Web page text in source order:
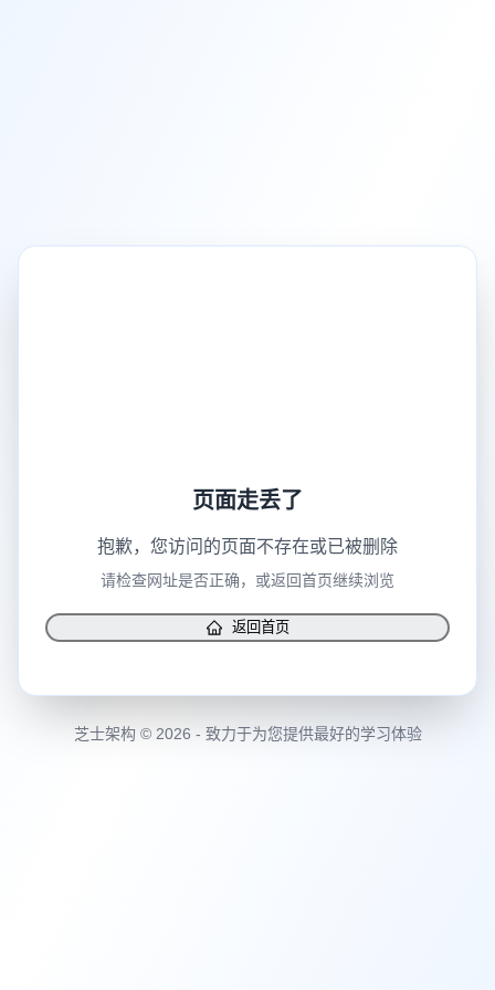
页面走丢了
抱歉，您访问的页面不存在或已被删除
请检查网址是否正确，或返回首页继续浏览
返回首页
芝士架构 © 2026 - 致力于为您提供最好的学习体验